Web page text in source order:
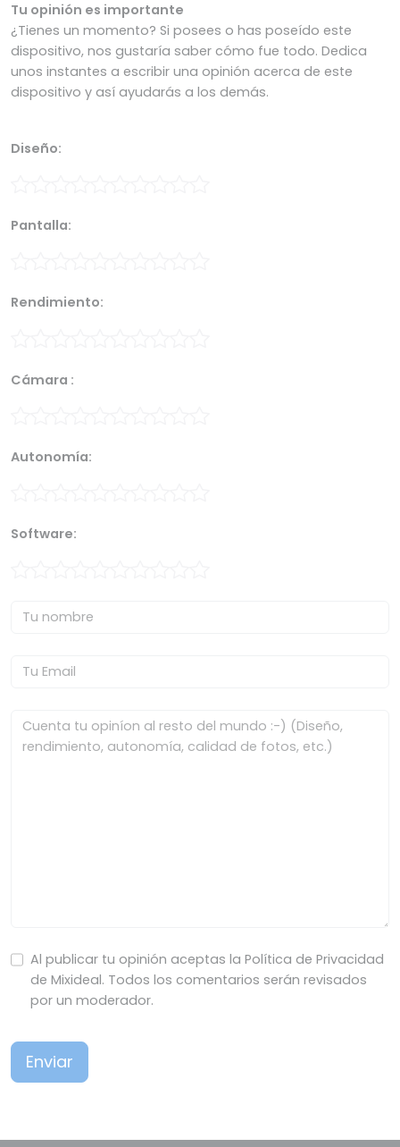
Tu opinión es importante
¿Tienes un momento? Si posees o has poseído este
dispositivo, nos gustaría saber cómo fue todo. Dedica
unos instantes a escribir una opinión acerca de este
dispositivo y así ayudarás a los demás.
Diseño:
Pantalla:
Rendimiento:
Cámara :
Autonomía:
Software:
Al publicar tu opinión aceptas la Política de Privacidad
de Mixideal. Todos los comentarios serán revisados
por un moderador.
Enviar